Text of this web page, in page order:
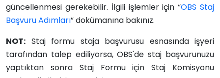
güncellenmesi gerekebilir. İlgili işlemler için “OBS Staj
Başvuru Adımları”dokümanına bakınız.
NOT: Staj formu staja başvurusu esnasında işyeri
tarafından talep ediliyorsa, OBS'de staj başvurunuzu
yaptıktan sonra Staj Formu için Staj Komisyonu